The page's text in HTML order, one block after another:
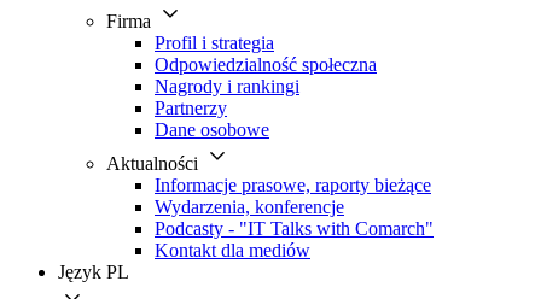
Firma
Profil i strategia
Odpowiedzialność społeczna
Nagrody i rankingi
Partnerzy
Dane osobowe
Aktualności
Informacje prasowe, raporty bieżące
Wydarzenia, konferencje
Podcasty - "IT Talks with Comarch"
Kontakt dla mediów
Język PL